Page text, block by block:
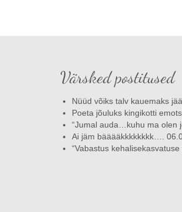
Värsked postitused
Nüüd võiks talv kauemaks
Poeta jõuluks kingikotti
“Jumal auda…kuhu ma olen
Ai jäm bääääkkkkkkkk….
“Vabastus kehalisekasvatuse